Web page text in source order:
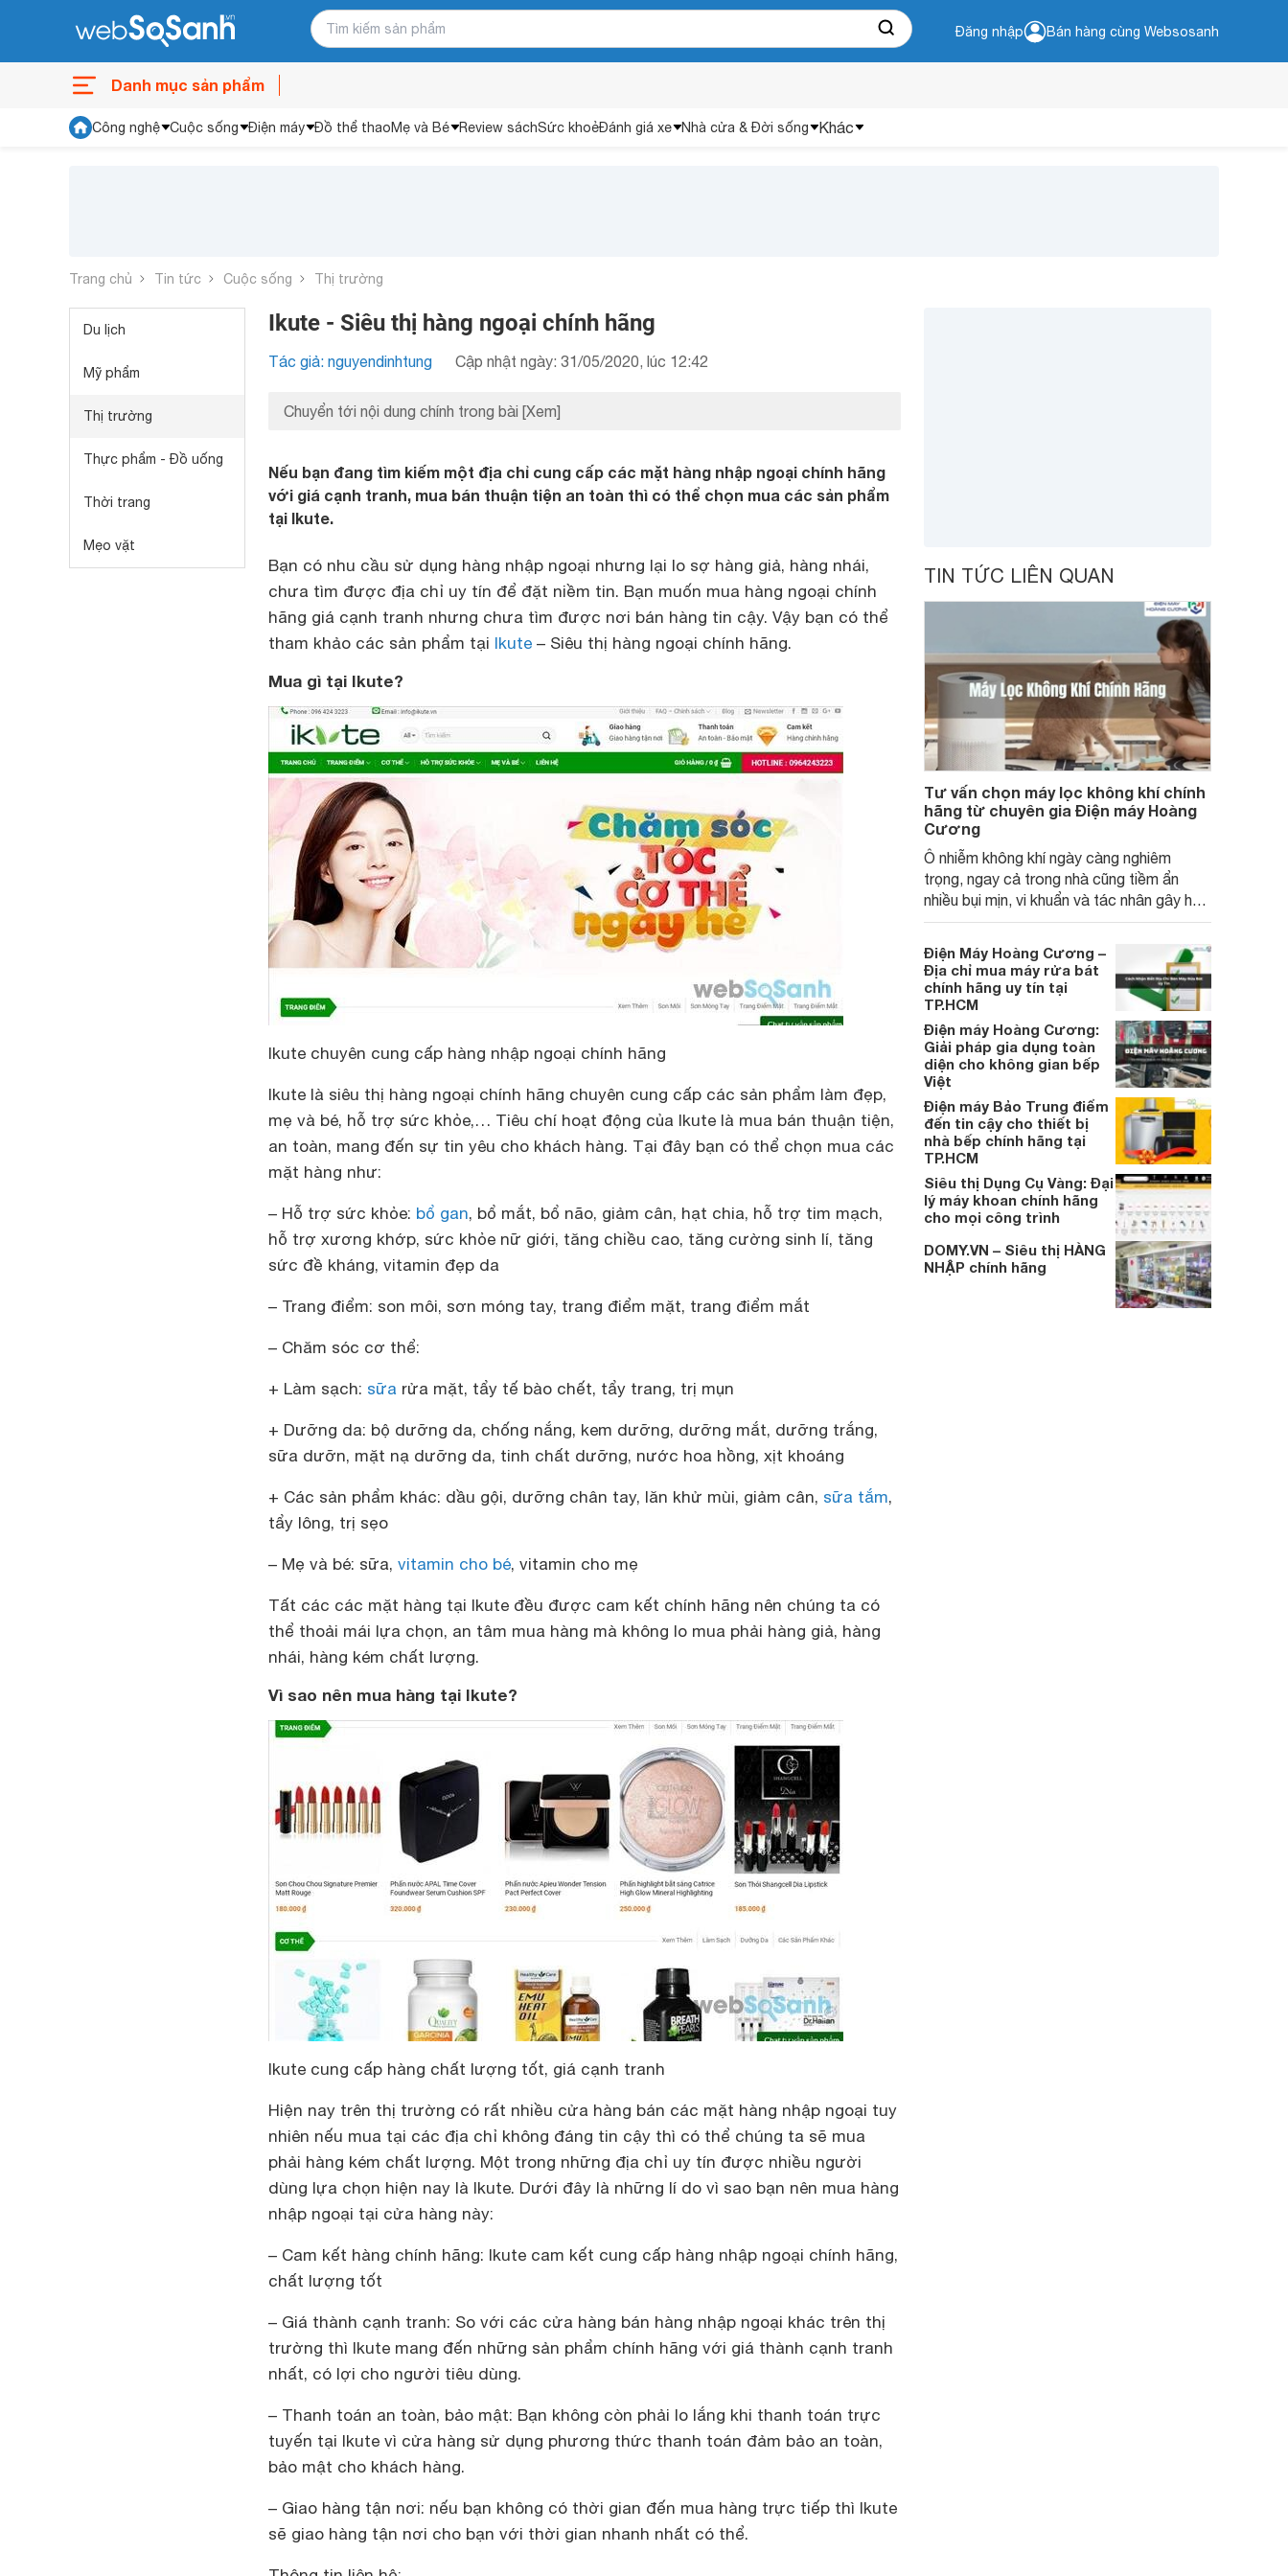
Đăng nhập Bán hàng cùng Websosanh
Danh mục sản phẩm
Công nghệ Cuộc sống Điện máy Đồ thể thaoMẹ và Bé Review sáchSức khoẻĐánh giá xe Nhà cửa & Đời sống Khác
Trang chủ Tin tức Cuộc sống Thị trường
Du lịch
Mỹ phẩm
Thị trường
Thực phẩm - Đồ uống
Thời trang
Mẹo vặt
Ikute - Siêu thị hàng ngoại chính hãng
Tác giả: nguyendinhtung Cập nhật ngày: 31/05/2020, lúc 12:42
Chuyển tới nội dung chính trong bài [Xem]
Nếu bạn đang tìm kiếm một địa chỉ cung cấp các mặt hàng nhập ngoại chính hãng
với giá cạnh tranh, mua bán thuận tiện an toàn thì có thể chọn mua các sản phẩm
tại Ikute.
Bạn có nhu cầu sử dụng hàng nhập ngoại nhưng lại lo sợ hàng giả, hàng nhái,
chưa tìm được địa chỉ uy tín để đặt niềm tin. Bạn muốn mua hàng ngoại chính
hãng giá cạnh tranh nhưng chưa tìm được nơi bán hàng tin cậy. Vậy bạn có thể
tham khảo các sản phẩm tại Ikute – Siêu thị hàng ngoại chính hãng.
Mua gì tại Ikute?
Ikute chuyên cung cấp hàng nhập ngoại chính hãng
Ikute là siêu thị hàng ngoại chính hãng chuyên cung cấp các sản phẩm làm đẹp,
mẹ và bé, hỗ trợ sức khỏe,… Tiêu chí hoạt động của Ikute là mua bán thuận tiện,
an toàn, mang đến sự tin yêu cho khách hàng. Tại đây bạn có thể chọn mua các
mặt hàng như:
– Hỗ trợ sức khỏe: bổ gan, bổ mắt, bổ não, giảm cân, hạt chia, hỗ trợ tim mạch,
hỗ trợ xương khớp, sức khỏe nữ giới, tăng chiều cao, tăng cường sinh lí, tăng
sức đề kháng, vitamin đẹp da
– Trang điểm: son môi, sơn móng tay, trang điểm mặt, trang điểm mắt
– Chăm sóc cơ thể:
+ Làm sạch: sữa rửa mặt, tẩy tế bào chết, tẩy trang, trị mụn
+ Dưỡng da: bộ dưỡng da, chống nắng, kem dưỡng, dưỡng mắt, dưỡng trắng,
sữa dưỡn, mặt nạ dưỡng da, tinh chất dưỡng, nước hoa hồng, xịt khoáng
+ Các sản phẩm khác: dầu gội, dưỡng chân tay, lăn khử mùi, giảm cân, sữa tắm,
tẩy lông, trị sẹo
– Mẹ và bé: sữa, vitamin cho bé, vitamin cho mẹ
Tất các các mặt hàng tại Ikute đều được cam kết chính hãng nên chúng ta có
thể thoải mái lựa chọn, an tâm mua hàng mà không lo mua phải hàng giả, hàng
nhái, hàng kém chất lượng.
Vì sao nên mua hàng tại Ikute?
Ikute cung cấp hàng chất lượng tốt, giá cạnh tranh
Hiện nay trên thị trường có rất nhiều cửa hàng bán các mặt hàng nhập ngoại tuy
nhiên nếu mua tại các địa chỉ không đáng tin cậy thì có thể chúng ta sẽ mua
phải hàng kém chất lượng. Một trong những địa chỉ uy tín được nhiều người
dùng lựa chọn hiện nay là Ikute. Dưới đây là những lí do vì sao bạn nên mua hàng
nhập ngoại tại cửa hàng này:
– Cam kết hàng chính hãng: Ikute cam kết cung cấp hàng nhập ngoại chính hãng,
chất lượng tốt
– Giá thành cạnh tranh: So với các cửa hàng bán hàng nhập ngoại khác trên thị
trường thì Ikute mang đến những sản phẩm chính hãng với giá thành cạnh tranh
nhất, có lợi cho người tiêu dùng.
– Thanh toán an toàn, bảo mật: Bạn không còn phải lo lắng khi thanh toán trực
tuyến tại Ikute vì cửa hàng sử dụng phương thức thanh toán đảm bảo an toàn,
bảo mật cho khách hàng.
– Giao hàng tận nơi: nếu bạn không có thời gian đến mua hàng trực tiếp thì Ikute
sẽ giao hàng tận nơi cho bạn với thời gian nhanh nhất có thể.
TIN TỨC LIÊN QUAN
Tư vấn chọn máy lọc không khí chính
hãng từ chuyên gia Điện máy Hoàng
Cương
Ô nhiễm không khí ngày càng nghiêm
trọng, ngay cả trong nhà cũng tiềm ẩn
nhiều bụi mịn, vi khuẩn và tác nhân gây hại.
Máy lọc không khí chính hãng là giải pháp
hiệu quả giúp bảo vệ sức khỏe và mang
đến không gian sống trong lành hơn.
Điện Máy Hoàng Cương –
Địa chỉ mua máy rửa bát
chính hãng uy tín tại
TP.HCM
Điện máy Hoàng Cương:
Giải pháp gia dụng toàn
diện cho không gian bếp
Việt
Điện máy Bảo Trung điểm
đến tin cậy cho thiết bị
nhà bếp chính hãng tại
TP.HCM
Siêu thị Dụng Cụ Vàng: Đại
lý máy khoan chính hãng
cho mọi công trình
DOMY.VN – Siêu thị HÀNG
NHẬP chính hãng